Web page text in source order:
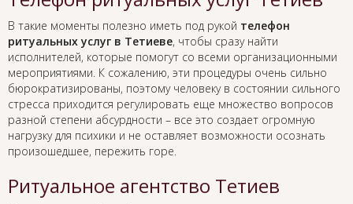
В такие моменты полезно иметь под рукой телефон
ритуальных услуг в Тетиеве, чтобы сразу найти
исполнителей, которые помогут со всеми организационными
мероприятиями. К сожалению, эти процедуры очень сильно
бюрократизированы, поэтому человеку в состоянии сильного
стресса приходится регулировать еще множество вопросов
разной степени абсурдности – все это создает огромную
нагрузку для психики и не оставляет возможности осознать
произошедшее, пережить горе.
Ритуальное агентство Тетиев